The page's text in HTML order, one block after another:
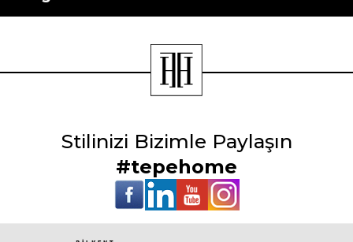
Stilinizi Bizimle Paylaşın
#tepehome